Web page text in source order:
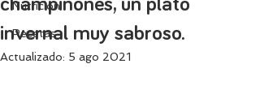
Nutricion
Recetas
champiñones, un plato
invernal muy sabroso.
Actualizado: 5 ago 2021